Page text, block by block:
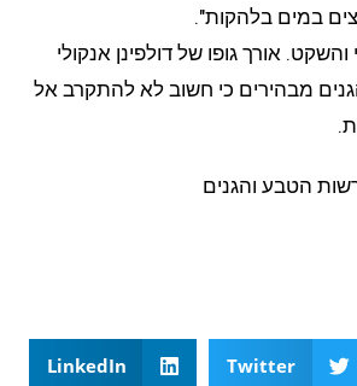
במים בלהקות".
והשקט. אורך גופו של דולפינן אנקולי
הטבע והגנים מבהירים כי חשוב לא להתקרב אל
הטבע והגנים
Twitter
LinkedIn